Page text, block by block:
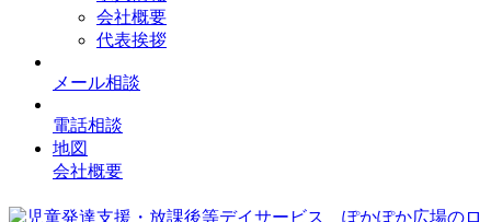
会社概要
代表挨拶
メール相談
電話相談
地図
会社概要